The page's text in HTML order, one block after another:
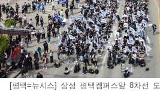
[평택=뉴시스] 삼성 평택켐퍼스앞 8차선